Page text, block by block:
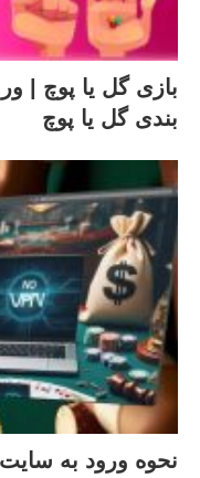
بازی گل یا پوچ |
بندی گل یا پوچ
نحوه ورود به